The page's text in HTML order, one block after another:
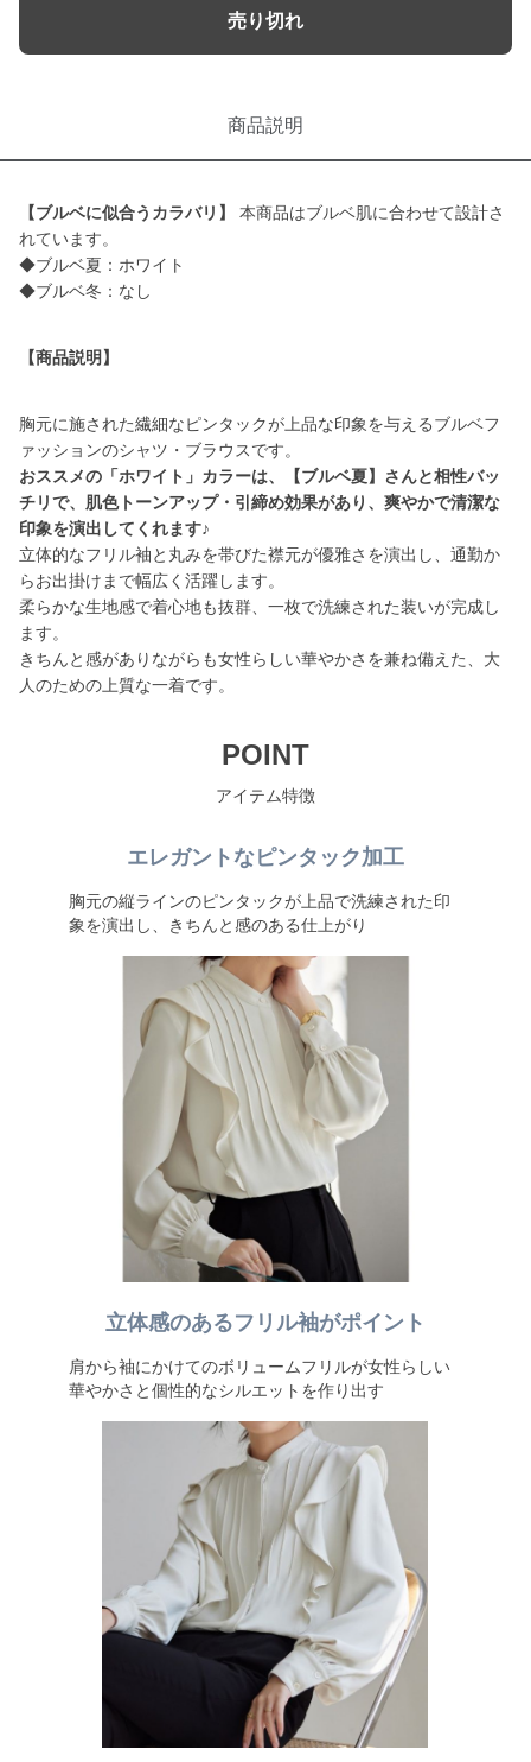
売り切れ
商品説明
【ブルベに似合うカラバリ】
本商品はブルベ肌に合わせて設計さ
れています。
◆ブルベ夏：ホワイト
◆ブルベ冬：なし
【商品説明】
胸元に施された繊細なピンタックが上品な印象を与えるブルベフ
おススメの「ホワイト」カラーは、【ブルベ夏】さんと相性バッ
チリで、肌色トーンアップ・引締め効果があり、爽やかで清潔な
印象を演出してくれます♪
立体的なフリル袖と丸みを帯びた襟元が優雅さを演出し、通勤か
らお出掛けまで幅広く活躍します。
柔らかな生地感で着心地も抜群、一枚で洗練された装いが完成し
ます。
きちんと感がありながらも女性らしい華やかさを兼ね備えた、大
人のための上質な一着です。
POINT
アイテム特徴
エレガントなピンタック加工
胸元の縦ラインのピンタックが上品で洗練された印
象を演出し、きちんと感のある仕上がり
立体感のあるフリル袖がポイント
肩から袖にかけてのボリュームフリルが女性らしい
華やかさと個性的なシルエットを作り出す